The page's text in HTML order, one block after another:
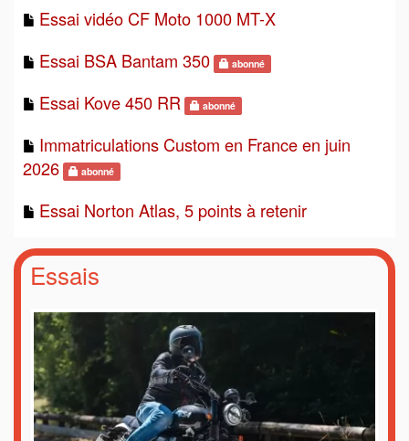
Essai vidéo CF Moto 1000 MT-X
Essai BSA Bantam 350
abonné
Essai Kove 450 RR abonné
Immatriculations Custom en France en juin
2026
abonné
Essai Norton Atlas, 5 points à retenir
Essais